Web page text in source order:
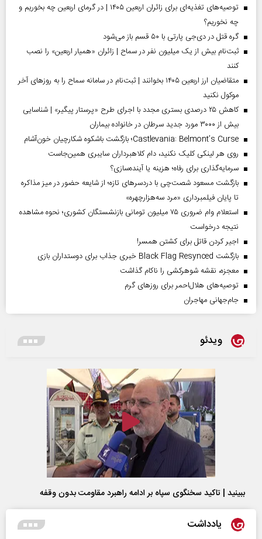
توصیه‌های تغذیه‌ای برای زائران اربعین ۱۴۰۵ | در گرمای اربعین چه بخوریم و
چه نخوریم؟
گره قتل در دی‌جی پارتی با ۵۰ قسم باز می‌شود
ثبت‌نام بیش از یک میلیون نفر در سماح | زائران «همیار اربعین» را نصب
کنند
متقاضیان ارز اربعین ۱۴۰۵ بخوانند | ثبت‌نام در سامانه سماح را به روز‌های آخر
موکول نکنید
کاهش ۲۵ درصدی بستری مجدد با اجرای طرح «پرستار پیگیر» | شناسایی
بیش از ۳۰۰۰ مورد جدید سرطان در خانواده بیماران
Castlevania: Belmont’s Curse؛ بازگشت باشکوه شکارچیان خون‌آشام
روی هر لینکی کلیک نکنید، دام کلاهبرداران سایبری همین‌جاست
سرمایه‌گذاری برای رفاه؛ هزینه یا آینده‌سازی؟
بازگشت مسعود شصت‌چی با دردسر‌های تازه؛ از شایعه حضور در میز مذاکره
تا پایان فیلمبرداری «مرد سه‌هزارچهره»
استعلام وام ضروری ۷۵ میلیون تومانی بازنشستگان کشوری؛ نحوه مشاهده
نتیجه درخواست
اجیر کردن قاتل برای کشتن همسر!
بازگشت Black Flag Resynced خبری جذاب برای دوستداران بازی
معجزه، نقشه شوهرکشی را ناکام گذاشت
توصیه‌های هلال‌احمر برای روز‌های گرم
جام‌جهانی مهاجران
ویدئو
ببینید | تاکید سخنگوی سپاه بر ادامه راهبرد مقاومت بدون وقفه
یادداشت